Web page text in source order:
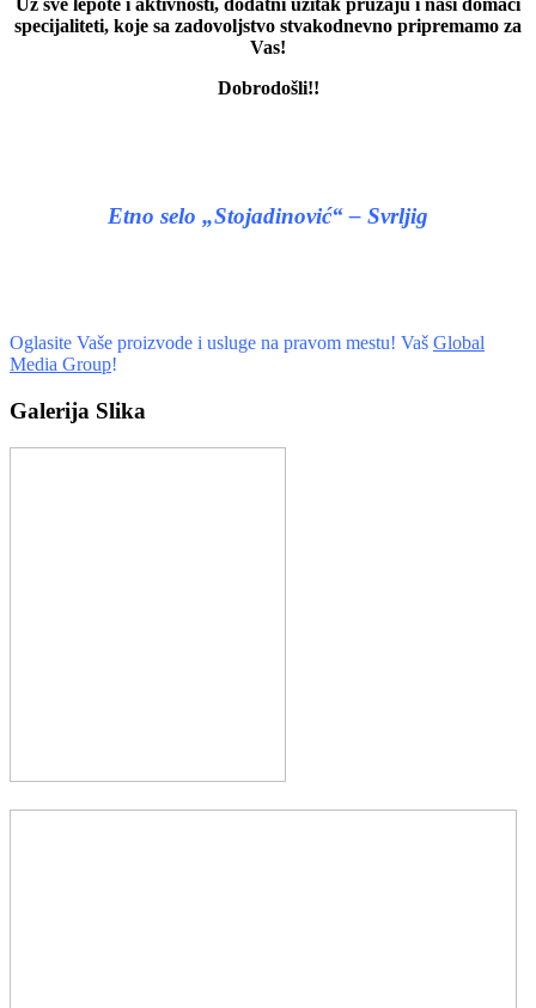
Uz sve lepote i aktivnosti, dodatni užitak pružaju i naši domaći
specijaliteti, koje sa zadovoljstvo stvakodnevno pripremamo za
Vas!
Dobrodošli!!
Etno selo „Stojadinović“ – Svrljig
Oglasite Vaše proizvode i usluge na pravom mestu! Vaš Global
Media Group!
Galerija Slika